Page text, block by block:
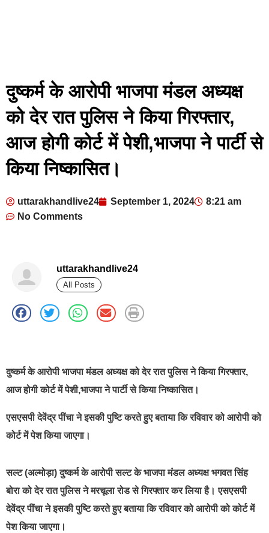
दुष्कर्म के आरोपी भाजपा मंडल अध्यक्ष
को देर रात पुलिस ने किया गिरफ्तार,
आज होगी कोर्ट में पेशी,भाजपा ने पार्टी से
किया निष्कासित।
uttarakhandlive24 September 1, 2024
8:21 am
No Comments
uttarakhandlive24
All Posts
दुष्कर्म के आरोपी भाजपा मंडल अध्यक्ष को देर रात पुलिस ने किया गिरफ्तार,
आज होगी कोर्ट में पेशी,भाजपा ने पार्टी से किया निष्कासित।
एसएसपी देवेंद्र पींचा ने इसकी पुष्टि करते हुए बताया कि रविवार को आरोपी को
कोर्ट में पेश किया जाएगा।
सल्ट (अल्मोड़ा) दुष्कर्म के आरोपी सल्ट के भाजपा मंडल अध्यक्ष भगवत सिंह
बोरा को देर रात पुलिस ने मरचूला रोड से गिरफ्तार कर लिया है। एसएसपी
देवेंद्र पींचा ने इसकी पुष्टि करते हुए बताया कि रविवार को आरोपी को कोर्ट में
पेश किया जाएगा।